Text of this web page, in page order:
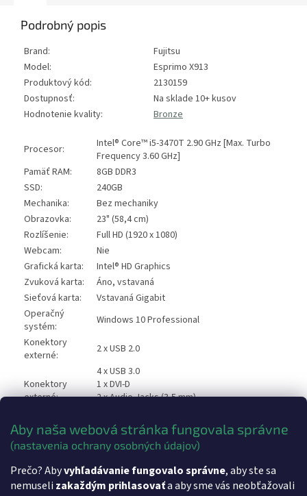
Aby naša webová stránka fungovala správne
(nastavenia ochrany osobných údajov)
Prečo? Abyvyhľadávanie fungovalo správne, aby ste sa
nemuseli zakaždým prihlasovaťa aby sme vás neobťažovali
Podrobný popis
Brand:
Fujitsu
Model:
Esprimo X913
Produktový kód:
2130159
Dostupnosť:
Na sklade 10+ kusov
Hodnotenie kvality:
Bronze
Procesor:
Intel® Core™ i5-3470T 2.90 GHz [Max. Turbo
Frequency 3.60 GHz]
Pamäť RAM:
8GB DDR3
SSD:
240GB
Mechanika:
Bez mechaniky
Obrazovka:
23" (58,4 cm)
Rozlíšenie:
Full HD (1920 x 1080)
Webcam:
Nie
Grafická karta:
Intel® HD Graphics
Zvuková karta:
Áno, vstavaná
Sieťová karta:
Vstavaná Gigabit
Operačný
systém:
Windows 10 Professional
Konektory
externé:
2 x USB 2.0
Konektory
externé:
4 x USB 3.0
1 x DVI-D
2 x Audio Jacks (3,5 mm)
Generácia
procesorov:
3. Generácia
5,9 kg
Rozmery:
533 mm x 224 mm x 419 mm